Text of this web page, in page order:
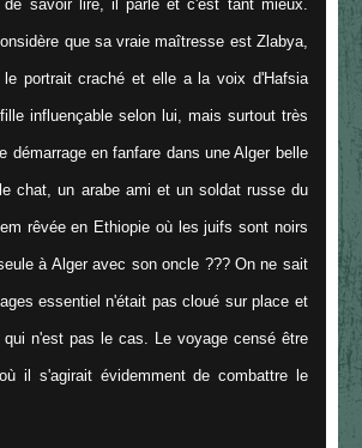
savoir lire, il parle et c'est tant mieux.
que sa vraie maîtresse est Zlabya,
portrait craché et elle a la voix d'Hafsia
influençable selon lui, mais surtout très
en fanfare dans une Alger belle
chat, un arabe ami et un soldat russe du
rêvée en Ethiopie où les juifs sont noirs
à Alger avec son oncle ??? On ne sait
essentiel n'était pas cloué sur place et
n'est pas le cas. Le voyage censé être
il s'agirait évidemment de combattre le